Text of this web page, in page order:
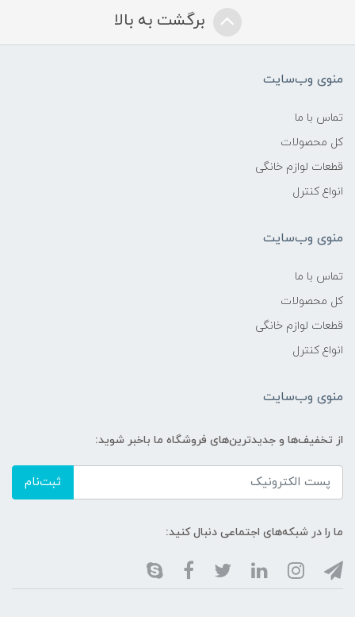
برگشت به بالا
منوی وب‌سایت
تماس با ما
کل محصولات
قطعات لوازم خانگی
انواع کنترل
منوی وب‌سایت
تماس با ما
کل محصولات
قطعات لوازم خانگی
انواع کنترل
منوی وب‌سایت
از تخفیف‌ها و جدیدترین‌های فروشگاه ما باخبر شوید:
ثبت‌نام
ما را در شبکه‌های اجتماعی دنبال کنید: